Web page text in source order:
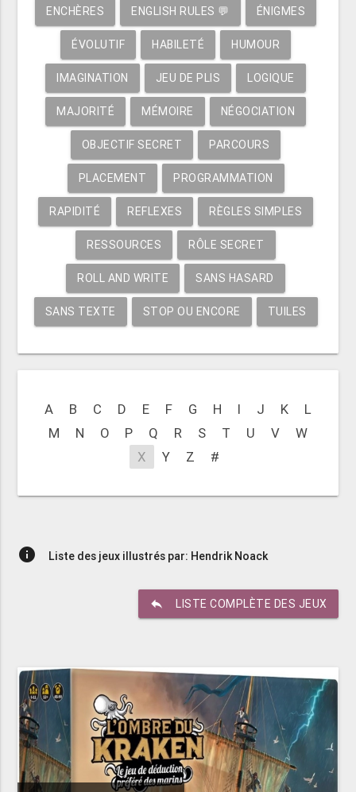
ENCHÈRES ENGLISH RULES 💬 ÉNIGMES
ÉVOLUTIF HABILETÉ HUMOUR
IMAGINATION JEU DE PLIS LOGIQUE
MAJORITÉ MÉMOIRE NÉGOCIATION
OBJECTIF SECRET PARCOURS
PLACEMENT PROGRAMMATION
RAPIDITÉ REFLEXES RÈGLES SIMPLES
RESSOURCES RÔLE SECRET
ROLL AND WRITE SANS HASARD
SANS TEXTE STOP OU ENCORE TUILES
A B C D E F G H I J K
L
M
N O P Q R S T U V
W
X
Y Z #
info Liste des jeux illustrés par: Hendrik Noack
reply LISTE COMPLÈTE DES JEUX